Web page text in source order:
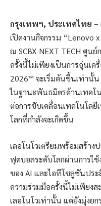
กรุงเทพฯ, ประเทศไทย –
เปิดงานกิจกรรม “Lenovo
ณ SCBX NEXT TECH ศูน
ครั้งนี้ไม่เพียงเป็นการอุ่นเค
2026™ จะเริ่มต้นขึ้นเท่านั้
ในฐานะพันธมิตรด้านเทคโ
ต่อการขับเคลื่อนเทคโนโล
โลกที่กำลังจะเกิดขึ้น
เลอโนโวเตรียมพร้อมสร้า
ฟุตบอลระดับโลกผ่านการใ
ของ AI และไอทีโซลูชันปร
ความร่วมมือครั้งนี้ไม่เพียง
เลอโนโวเท่านั้น แต่ยังมุ่งย